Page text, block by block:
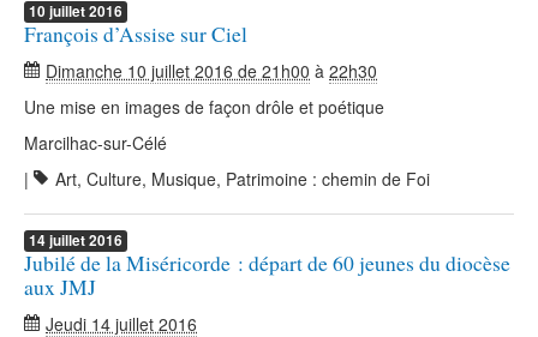
10 juillet2016
François d’Assise sur Ciel
Dimanche 10 juillet 2016 de 21h00 à 22h30
Une mise en images de façon drôle et poétique
Marcilhac-sur-Célé
|
Art, Culture, Musique, Patrimoine : chemin de Foi
14juillet2016
Jubilé de la Miséricorde : départ de 60 jeunes du diocèse
aux JMJ
Jeudi 14 juillet 2016